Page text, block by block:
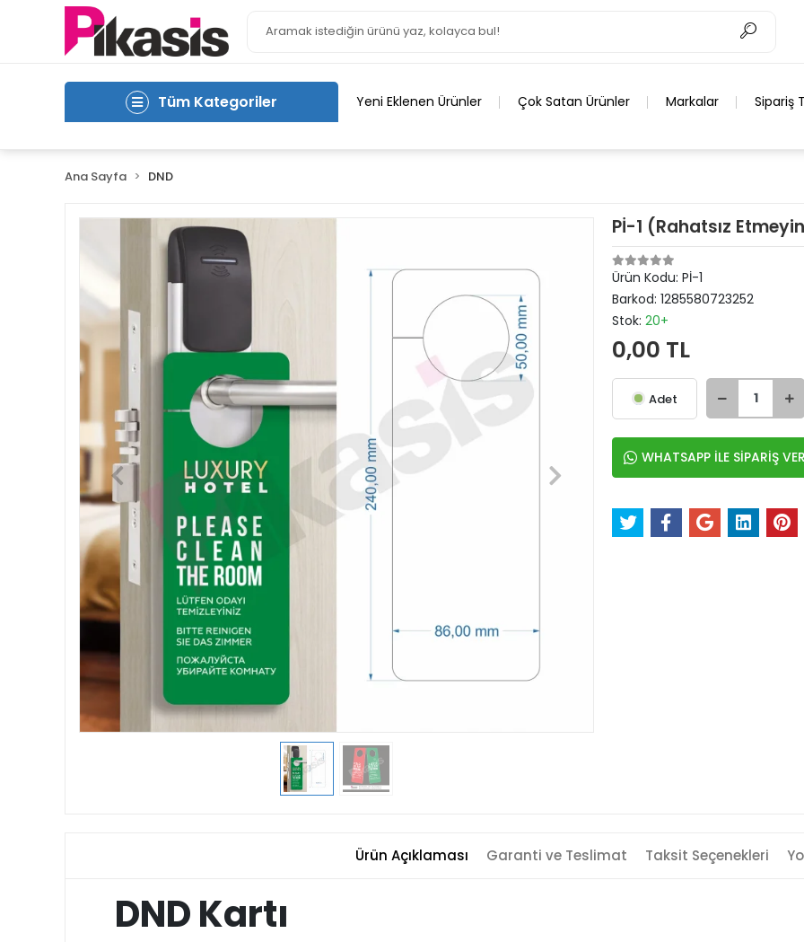
Tüm Kategoriler Yeni Eklenen Ürünler Çok Satan Ürünler Markalar Sipariş
Ana Sayfa DND
Pİ-1 (Rahatsız
Ürün Kodu: Pİ-1
Barkod: 1285580723252
Stok: 20+
0,00 TL
Adet
WHATSAPP İLE SİPARİŞ
Ürün Açıklaması Garanti ve Teslimat Taksit Seçenekleri
DND Kartı